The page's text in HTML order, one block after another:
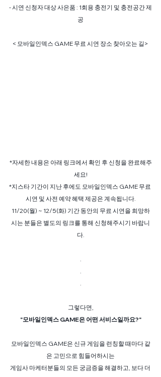
- 시연 신청자 대상 사은품 : 1회용 충전기 및 충전공간 제
공
< 모바일인덱스 GAME 무료 시연 장소 찾아오는 길>
*자세한 내용은 아래 링크에서 확인 후 신청을 완료해주
세요!
*지스타 기간이 지난 후에도 모바일인덱스 GAME 무료
시연 및 사전 예약 혜택 제공은 계속됩니다.
11/20(월) ~ 12/5(화) 기간 동안의 무료 시연을 희망하
시는 분들은 별도의 링크를 통해 신청해주시기 바랍니
다.
.
.
.
그렇다면,
"모바일인덱스 GAME은 어떤 서비스일까요?"
모바일인덱스 GAME은 신규 게임을 런칭할 때마다 같
은 고민으로 힘들어하시는
게임사 마케터분들의 모든 궁금증을 해결하고, 보다 더